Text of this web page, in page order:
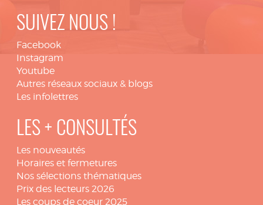
SUIVEZ NOUS !
Facebook
Instagram
Youtube
Autres réseaux sociaux & blogs
Les infolettres
LES + CONSULTÉS
Les nouveautés
Horaires et fermetures
Nos sélections thématiques
Prix des lecteurs 2026
Les coups de coeur 2025